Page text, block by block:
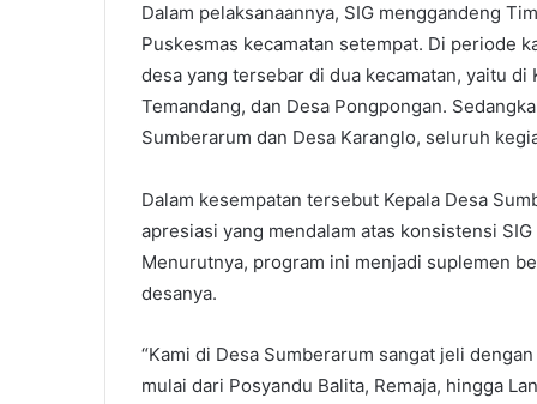
​Dalam pelaksanaannya, SIG menggandeng
Puskesmas kecamatan setempat. Di periode
desa yang tersebar di dua kecamatan, yaitu
Temandang, dan Desa Pongpongan.
Sumberarum dan Desa Karanglo, seluruh
​Dalam kesempatan tersebut Kepala Desa
apresiasi yang mendalam atas konsistensi
Menurutnya, program ini menjadi suplemen
desanya.
“Kami di Desa Sumberarum sangat jeli
mulai dari Posyandu Balita, Remaja, hingga